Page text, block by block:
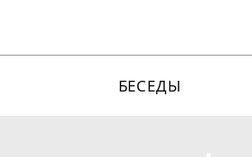
БЕСЕДЫ